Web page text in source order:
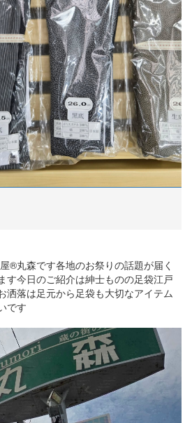
®丸森です各地のお祭りの話題が届く
す今日のご紹介は紳士ものの足袋江戸
洒落は足元から足袋も大切なアイテム
です